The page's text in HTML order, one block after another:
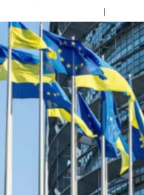
|